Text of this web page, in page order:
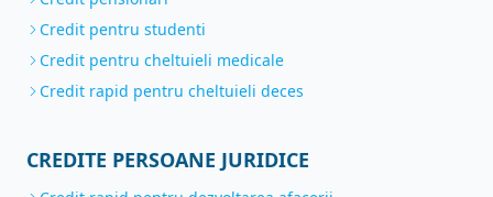
Credit pentru studenti
Credit pentru cheltuieli medicale
Credit rapid pentru cheltuieli deces
CREDITE PERSOANE JURIDICE